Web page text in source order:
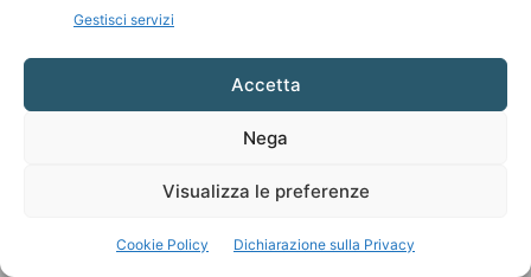
Gestisci servizi
Accetta
Nega
Visualizza le preferenze
Cookie Policy Dichiarazione sulla Privacy